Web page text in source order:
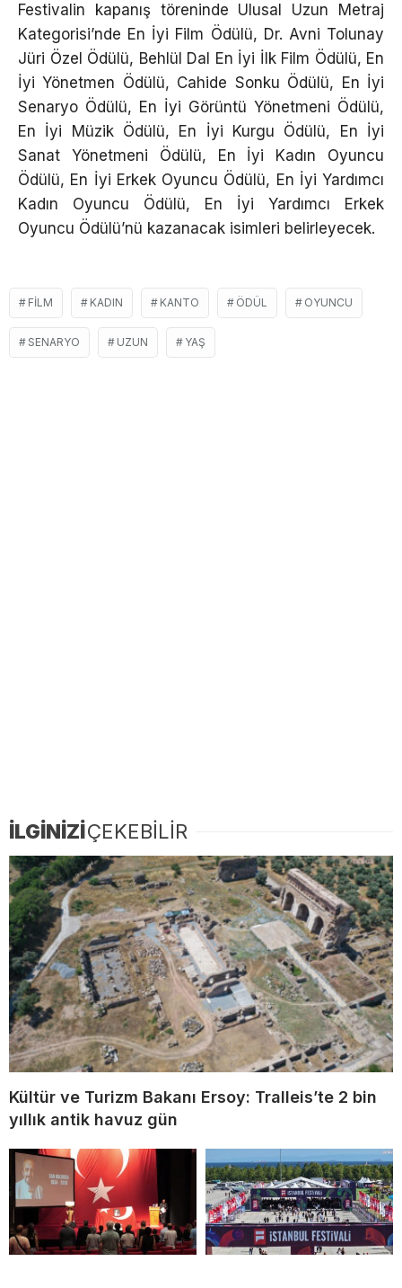
Festivalin kapanış töreninde Ulusal Uzun Metraj
Kategorisi’nde En İyi Film Ödülü, Dr. Avni Tolunay
Jüri Özel Ödülü, Behlül Dal En İyi İlk Film Ödülü, En
İyi Yönetmen Ödülü, Cahide Sonku Ödülü, En İyi
Senaryo Ödülü, En İyi Görüntü Yönetmeni Ödülü,
En İyi Müzik Ödülü, En İyi Kurgu Ödülü, En İyi
Sanat Yönetmeni Ödülü, En İyi Kadın Oyuncu
Ödülü, En İyi Erkek Oyuncu Ödülü, En İyi Yardımcı
Kadın Oyuncu Ödülü, En İyi Yardımcı Erkek
Oyuncu Ödülü’nü kazanacak isimleri belirleyecek.
FILM KADIN KANTO ÖDÜL OYUNCU
SENARYO UZUN YAŞ
İLGİNİZİÇEKEBİLİR
Kültür ve Turizm Bakanı Ersoy: Tralleis’te 2 bin
yıllık antik havuz gün